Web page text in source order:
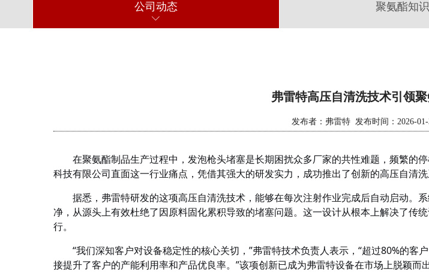
公司动态 聚氨酯知识
弗雷特高压自清洗技术引领
发布者：弗雷特 发布时间：2026-01-
在聚氨酯制品生产过程中，发泡枪头堵塞是长期困扰众多厂家的共性难题，频繁的
科技有限公司直面这一行业痛点，凭借其强大的研发实力，成功推出了创新的高压自清
据悉，弗雷特研发的这项高压自清洗技术，能够在每次注射作业完成后自动启动。
净，从源头上有效杜绝了因原料固化累积导致的堵塞问题。这一设计从根本上解决了传
行。
“我们深知客户对设备稳定性的核心关切，”弗雷特技术负责人表示，“超过80%的
接提升了客户的产能利用率和产品优良率。”该项创新已成为弗雷特设备在市场上脱颖